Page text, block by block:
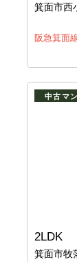
箕面市西
阪急箕面
中古マ
2LDK
箕面市牧